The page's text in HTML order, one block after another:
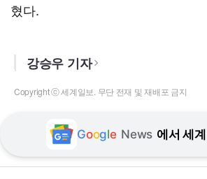
혔다.
강승우 기자
Copyright ⓒ 세계일보. 무단 전재 및 재배포 금지
Google News 에서 세